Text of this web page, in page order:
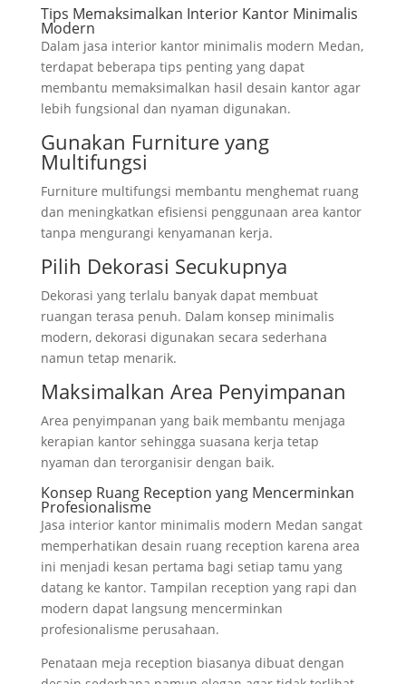
Tips Memaksimalkan Interior Kantor Minimalis
Modern
Dalam jasa interior kantor minimalis modern Medan,
terdapat beberapa tips penting yang dapat
membantu memaksimalkan hasil desain kantor agar
lebih fungsional dan nyaman digunakan.
Gunakan Furniture yang
Multifungsi
Furniture multifungsi membantu menghemat ruang
dan meningkatkan efisiensi penggunaan area kantor
tanpa mengurangi kenyamanan kerja.
Pilih Dekorasi Secukupnya
Dekorasi yang terlalu banyak dapat membuat
ruangan terasa penuh. Dalam konsep minimalis
modern, dekorasi digunakan secara sederhana
namun tetap menarik.
Maksimalkan Area Penyimpanan
Area penyimpanan yang baik membantu menjaga
kerapian kantor sehingga suasana kerja tetap
nyaman dan terorganisir dengan baik.
Konsep Ruang Reception yang Mencerminkan
Profesionalisme
Jasa interior kantor minimalis modern Medan sangat
memperhatikan desain ruang reception karena area
ini menjadi kesan pertama bagi setiap tamu yang
datang ke kantor. Tampilan reception yang rapi dan
modern dapat langsung mencerminkan
profesionalisme perusahaan.
Penataan meja reception biasanya dibuat dengan